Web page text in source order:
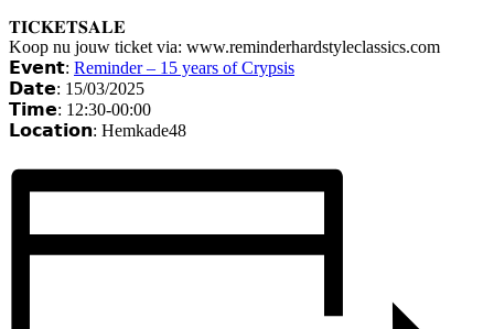
𝐓𝐈𝐂𝐊𝐄𝐓𝐒𝐀𝐋𝐄
Koop nu jouw ticket via: www.reminderhardstyleclassics.com
𝗘𝘃𝗲𝗻𝘁: Reminder – 15 years of Crypsis
𝗗𝗮𝘁𝗲: 15/03/2025
𝗧𝗶𝗺𝗲: 12:30-00:00
𝗟𝗼𝗰𝗮𝘁𝗶𝗼𝗻: Hemkade48